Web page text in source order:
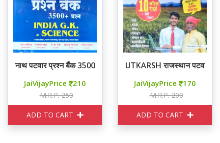
नाथ पटवार प्रश्न बैंक 3500+ INDIA GK & SCIENCE
JaiVijayPrice 210
M.R.P. 250
ADD TO CART
UTKARSH राजस्थान पटवारी
JaiVijayPrice 170
M.R.P. 200
ADD TO CART